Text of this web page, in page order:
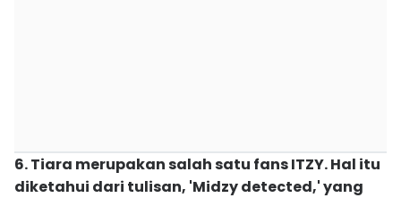
6. Tiara merupakan salah satu fans ITZY. Hal itu
diketahui dari tulisan, 'Midzy detected,' yang